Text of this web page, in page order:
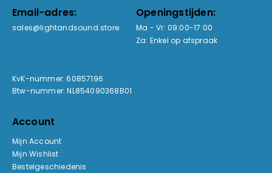
Email-adres:
sales@lightandsound.store
Openingstijden:
Ma - Vr: 09:00-17:00
Za: Enkel op afspraak
KvK-nummer: 60857196
Btw-nummer: NL854090368B01
Account
Mijn Account
Mijn Wishlist
Bestelgeschiedenis